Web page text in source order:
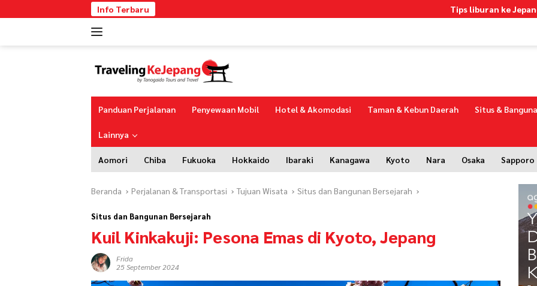
ke
Info Terbaru Tips liburan ke Jepang dengan
Panduan Perjalanan Penyewaan Mobil Hotel & Akomodasi Taman & Kebun Daerah Situs &
Lainnya
Aomori Chiba Fukuoka Hokkaido Ibaraki Kanagawa Kyoto Nara Osaka Sapporo
Beranda Perjalanan & Transportasi Tujuan Wisata Situs dan Bangunan Bersejarah
Situs dan Bangunan Bersejarah
Kuil Kinkakuji: Pesona Emas di Kyoto, Jepang
Frida
25 September 2024